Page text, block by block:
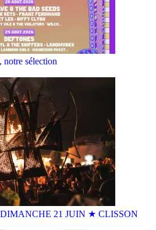
notre sélection
21 JUIN ★ CLISSON